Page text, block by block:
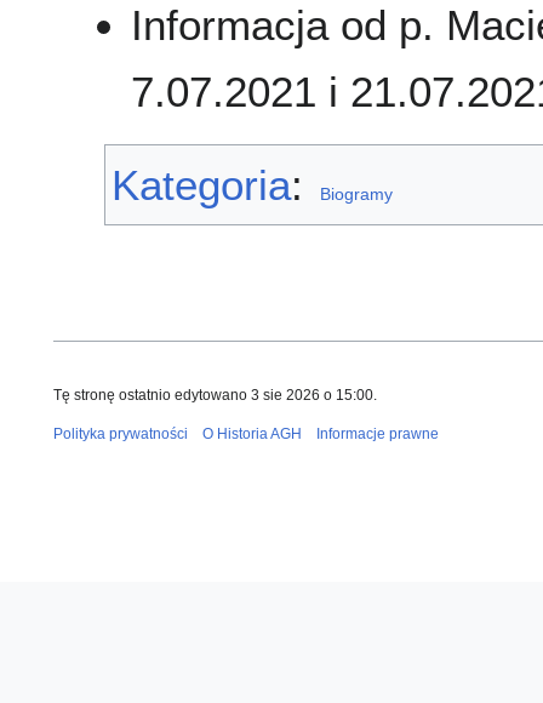
Informacja od p.
7.07.2021 i
Kategoria: Biogramy
Tę stronę ostatnio edytowano 3 sie 2026 o 15:00.
Polityka prywatności O Historia AGH Informacje prawne